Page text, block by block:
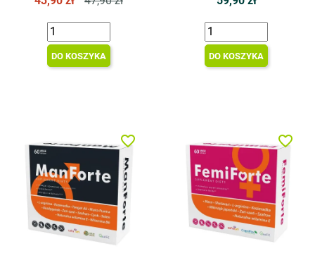
DO KOSZYKA DO KOSZYKA
favorite_border favorite_border